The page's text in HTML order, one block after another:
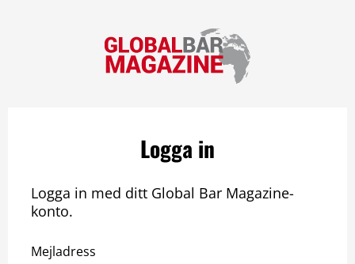
Logga in
Logga in med ditt Global Bar Magazine-
konto.
Mejladress